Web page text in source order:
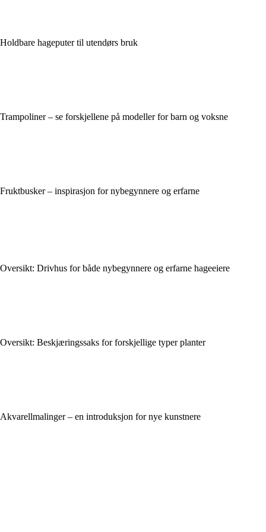
Holdbare hageputer til utendørs bruk
Trampoliner – se forskjellene på modeller for barn og voksne
Fruktbusker – inspirasjon for nybegynnere og erfarne
Oversikt: Drivhus for både nybegynnere og erfarne hageeiere
Oversikt: Beskjæringssaks for forskjellige typer planter
Akvarellmalinger – en introduksjon for nye kunstnere